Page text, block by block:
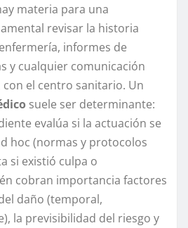
materia para una
revisar la historia
informes de
y cualquier comunicación
el centro sanitario. Un
suele ser determinante:
evalúa si la actuación se
hoc (normas y protocolos
si existió culpa o
cobran importancia factores
daño (temporal,
la previsibilidad del riesgo y